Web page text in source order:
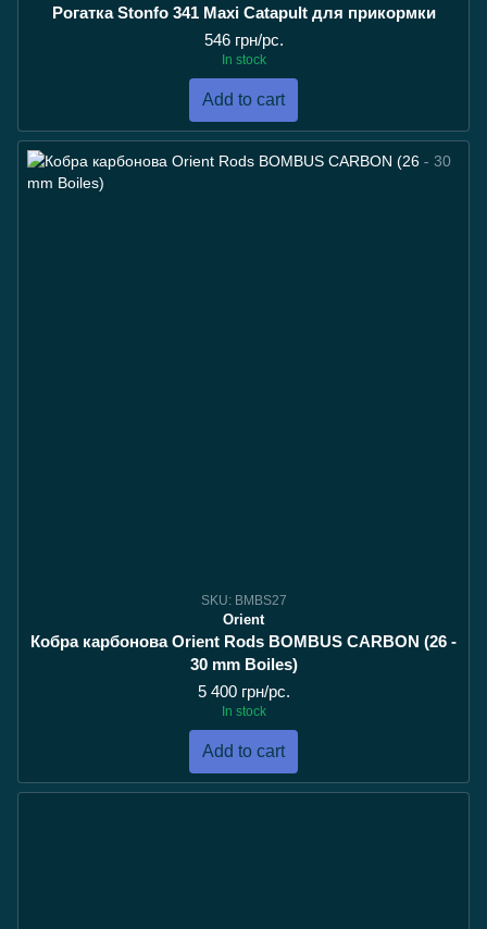
Рогатка Stonfo 341 Maxi Catapult для прикормки
546 грн/pc.
In stock
Add to cart
SKU: BMBS27
Orient
Кобра карбонова Orient Rods BOMBUS CARBON (26 -
30 mm Boiles)
5 400 грн/pc.
In stock
Add to cart